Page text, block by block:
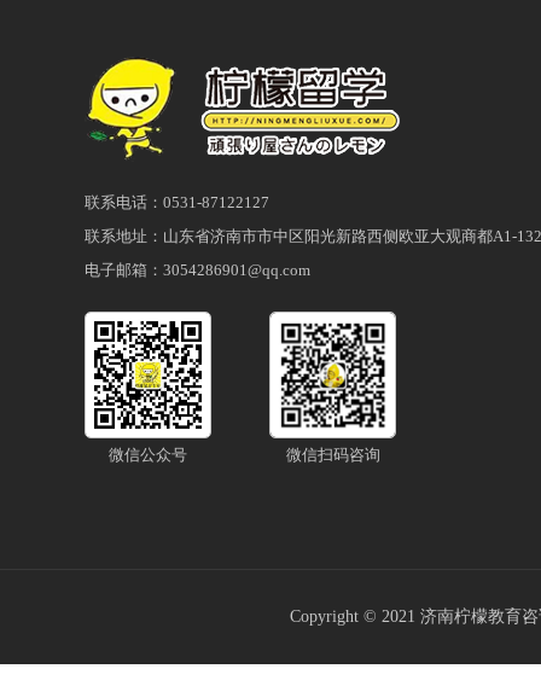
联系电话：0531-87122127
联系地址：山东省济南市市中区阳光新路西侧欧亚大观商都A1-
电子邮箱：3054286901@qq.com
微信公众号 微信扫码咨询
Copyright © 2021 济南柠檬教育